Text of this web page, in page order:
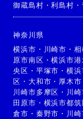
御蔵島村 ・利島村 ・
神奈川県
横浜市 ・ 川崎市 ・ 相
原市南区 ・横浜市港
央区 ・ 平塚市 ・横浜
区 ・大和市 ・ 厚木市
川崎市多摩区 ・ 川
田原市 ・ 横浜市都筑
倉市 ・ 秦野市 ・ 川